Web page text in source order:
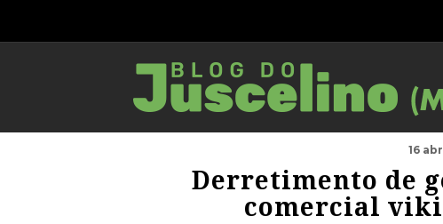
16
Derretimento de
comercial